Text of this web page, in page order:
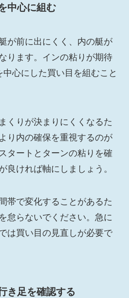
中心に組む
が前に出にくく、内の艇が
ります。インの粘りが期待
心にした買い目を組むこと
くりが決まりにくくなるた
り内の確保を重視するのが
タートとターンの粘りを確
良ければ軸にしましょう。
帯で変化することがあるた
怠らないでください。急に
は買い目の見直しが必要で
き足を確認する